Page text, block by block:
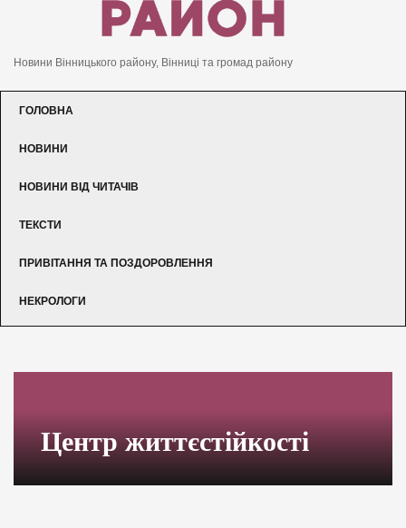
Новини Вінницького району, Вінниці та громад району
ГОЛОВНА
НОВИНИ
НОВИНИ ВІД ЧИТАЧІВ
ТЕКСТИ
ПРИВІТАННЯ ТА ПОЗДОРОВЛЕННЯ
НЕКРОЛОГИ
Центр життєстійкості